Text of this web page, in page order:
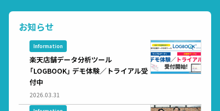
お知らせ
Information
楽天店舗データ分析ツール
「LOGBOOK」 デモ体験／トライアル受
付中
2026.03.31